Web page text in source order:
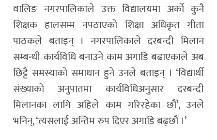
वालिङ नगरपालिकाले उक्त विद्यालयमा अर्को कुनै
शिक्षक हालसम्म नपठाएको शिक्षा अधिकृत गीता
पाठकले बताइन् । नगरपालिकाले दरबन्दी मिलान
सम्बन्धी कार्यविधि बनाउने काम अगाडि बढाएकाले अब
छिट्टै समस्याको समाधान हुने उनले बताइन् । ‘विद्यार्थी
संख्याको अनुपातमा कार्यविधिअनुसार दरबन्दी
मिलानका लागि अहिले काम गरिरहेका छौं’, उनले
भनिन्, ‘त्यसलाई अन्तिम रुप दिएर अगाडि बढ्छौं ।’